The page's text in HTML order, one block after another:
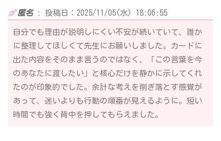
匿名: 投稿日：2025/11/05(水) 18:06:55
自分でも理由が説明しにくい不安が続いていて、誰か
に整理してほしくて先生にお願いしました。カードに
出た内容をそのまま言うのではなく、「この言葉を今
のあなたに渡したい」と核心だけを静かに示してくれ
たのが印象的でした。余計な考えを削ぎ落とす感覚が
あって、迷いよりも行動の順番が見えるように。短い
時間でも強く背中を押してもらえました。